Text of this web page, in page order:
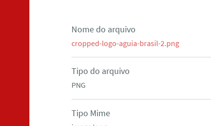
Nome do arquivo
cropped-logo-aguia-brasil-2.png
Tipo do arquivo
PNG
Tipo Mime